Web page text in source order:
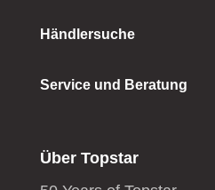
Händlersuche
Service und Beratung
Über Topstar